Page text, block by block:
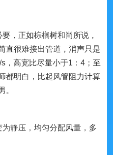
，正如棕榈树和尚所说，
直很难接出管道，消声只是
，高宽比尽量小于1：4；至
都明白，比起风管阻力计算
。
静压，均匀分配风量，多